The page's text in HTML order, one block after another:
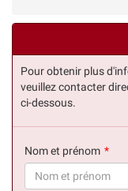
Pour obtenir plus
veuillez contacter
ci-dessous.
Nom et prénom